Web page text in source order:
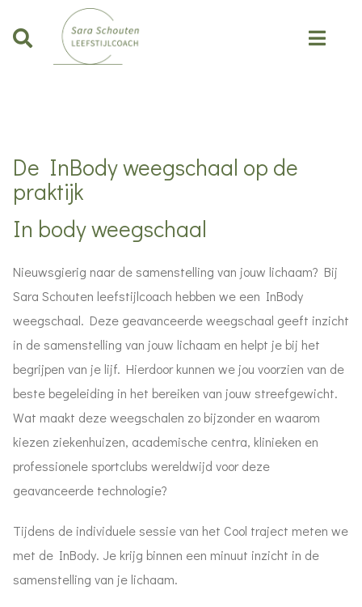
De InBody weegschaal op de
praktijk
In body weegschaal
Nieuwsgierig naar de samenstelling van jouw lichaam? Bij
Sara Schouten leefstijlcoach hebben we een InBody
weegschaal. Deze geavanceerde weegschaal geeft inzicht
in de samenstelling van jouw lichaam en helpt je bij het
begrijpen van je lijf. Hierdoor kunnen we jou voorzien van de
beste begeleiding in het bereiken van jouw streefgewicht.
Wat maakt deze weegschalen zo bijzonder en waarom
kiezen ziekenhuizen, academische centra, klinieken en
professionele sportclubs wereldwijd voor deze
geavanceerde technologie?
Tijdens de individuele sessie van het Cool traject meten we
met de InBody. Je krijg binnen een minuut inzicht in de
samenstelling van je lichaam.